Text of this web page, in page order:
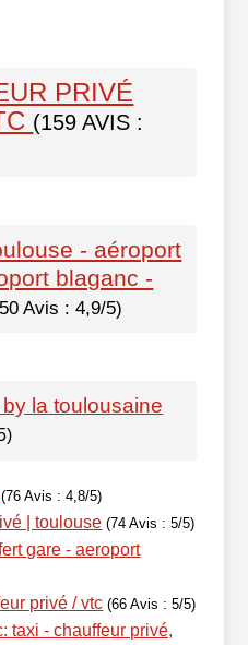
PRIVÉ
(159 AVIS :
- aéroport
blaganc -
Avis : 4,9/5)
la toulousaine
(76 Avis : 4,8/5)
| toulouse (74 Avis : 5/5)
gare - aeroport
privé / vtc (66 Avis : 5/5)
taxi - chauffeur privé,